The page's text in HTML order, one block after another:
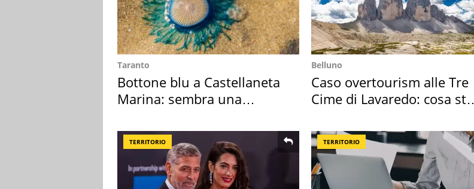
Taranto
Bottone blu a Castellaneta
Marina: sembra una
Belluno
Caso overtourism alle Tre
Cime di Lavaredo: cosa sta
TERRITORIO TERRITORIO